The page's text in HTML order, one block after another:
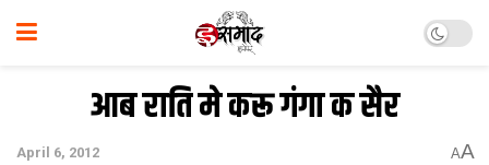
आब राति मे करू गंगा क सैर
April 6, 2012 AA